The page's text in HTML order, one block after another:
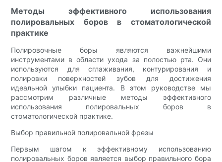
Методы эффективного использования
полировальных боров в стоматологической
практике
Полировочные боры являются важнейшими
инструментами в области ухода за полостью рта. Они
используются для сглаживания, контурирования и
полировки поверхностей зубов для достижения
идеальной улыбки пациента. В этом руководстве мы
рассмотрим различные методы эффективного
использования полировальных боров в
стоматологической практике.
Выбор правильной полировальной фрезы
Первым шагом к эффективному использованию
полировальных боров является выбор правильного бора